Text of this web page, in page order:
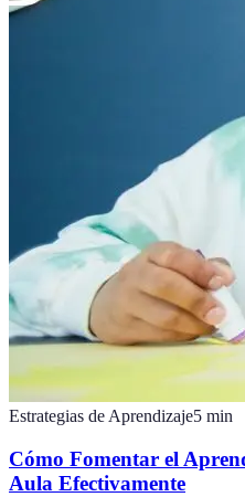
Estrategias de Aprendizaje5 min
Cómo Fomentar el
Aula Efectivamente